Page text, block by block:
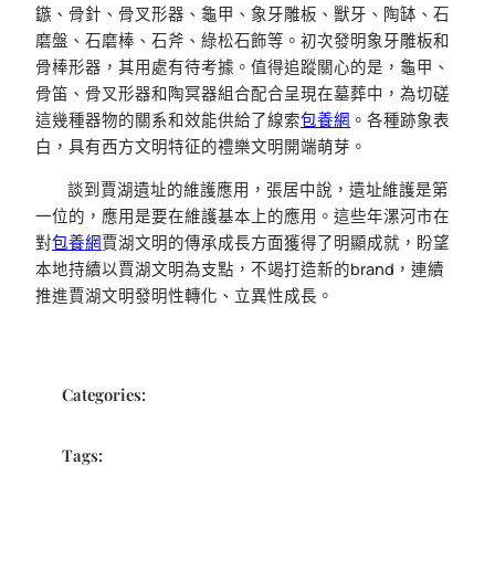
鏃、骨針、骨叉形器、龜甲、象牙雕板、獸牙、陶缽、石
磨盤、石磨棒、石斧、綠松石飾等。初次發明象牙雕板和
骨棒形器，其用處有待考據。值得追蹤關心的是，龜甲、
骨笛、骨叉形器和陶冥器組合配合呈現在墓葬中，為切磋
這幾種器物的關系和效能供給了線索包養網 。各種跡象表
白，具有西方文明特征的禮樂文明開端萌芽。
談到賈湖遺址的維護應用，張居中說，遺址維護是第
一位的，應用是要在維護基本上的應用。這些年漯河市在
對包養網賈湖文明的傳承成長方面獲得了明顯成就，盼望
本地持續以賈湖文明為支點，不竭打造新的brand，連續
推進賈湖文明發明性轉化、立異性成長。
Categories:
Tags: